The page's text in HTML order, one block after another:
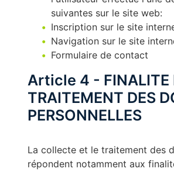
suivantes sur le site web:
Inscription sur le site
Navigation sur le site
Formulaire de contact
Article 4 - FINALITE
TRAITEMENT DES
PERSONNELLES
La collecte et le traitement des
répondent notamment aux